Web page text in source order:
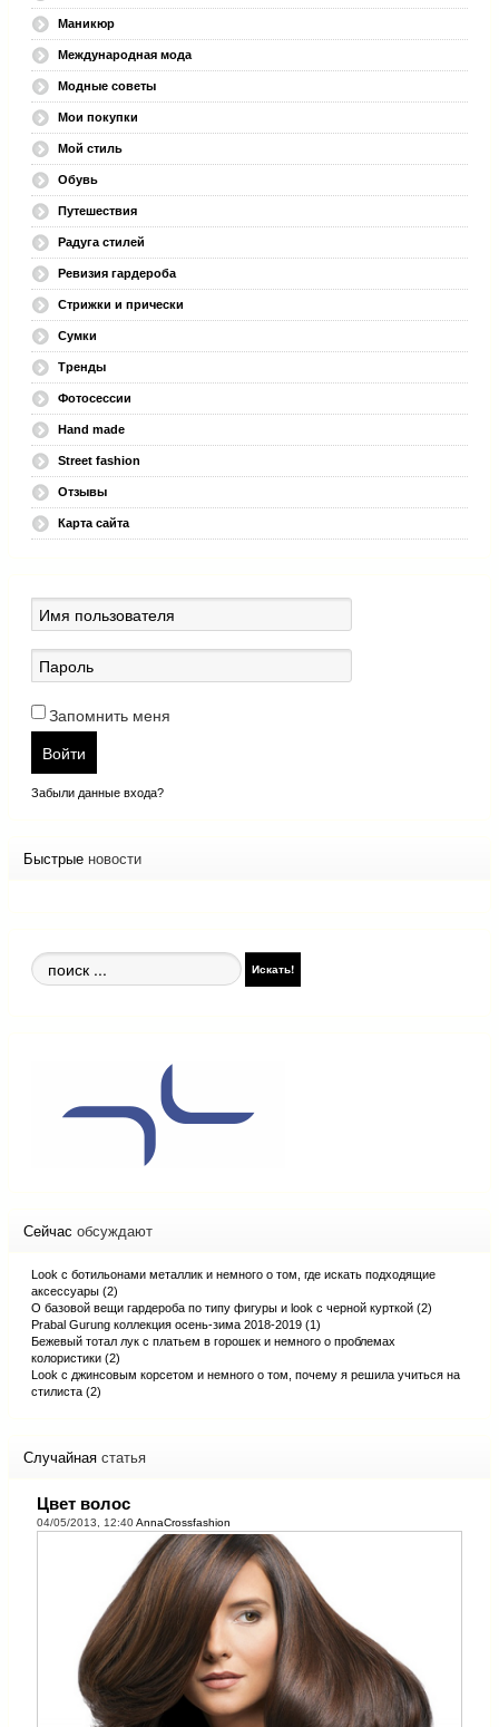
Маникюр
Международная мода
Модные советы
Мои покупки
Мой стиль
Обувь
Путешествия
Радуга стилей
Ревизия гардероба
Стрижки и прически
Сумки
Тренды
Фотосессии
Hand made
Street fashion
Отзывы
Карта сайта
Запомнить меня
Войти
Забыли данные входа?
Быстрые новости
Поиск
по
Искать!
Сейчас обсуждают
Look с ботильонами металлик и немного о том, где искать подходящие
аксессуары (2)
О базовой вещи гардероба по типу фигуры и look с черной курткой (2)
Prabal Gurung коллекция осень-зима 2018-2019 (1)
Бежевый тотал лук с платьем в горошек и немного о проблемах
колористики (2)
Look с джинсовым корсетом и немного о том, почему я решила учиться на
стилиста (2)
Случайная статья
Цвет волос
04/05/2013, 12:40AnnaCrossfashion